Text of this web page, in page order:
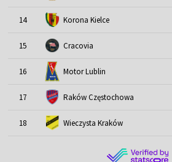
14 Korona Kielce
15 Cracovia
16 Motor Lublin
17 Raków Częstochowa
18 Wieczysta Kraków